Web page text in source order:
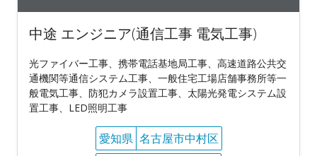
中途 エンジニア(通信工事 電気工事)
光ファイバー工事、携帯電話基地局工事、高速道路公共交
通機関等通信システム工事、一般住宅工場店舗事務所等一
般電気工事、防犯カメラ設置工事、太陽光発電システム設
置工事、LED照明工事
愛知県 名古屋市中村区